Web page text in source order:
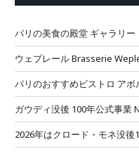
パリの美食の殿堂 ギャラリー
ウェプレール Brasserie
パリのおすすめビストロ アボ
ガウディ没後 100年公式事業
2026年はクロード・モネ没後